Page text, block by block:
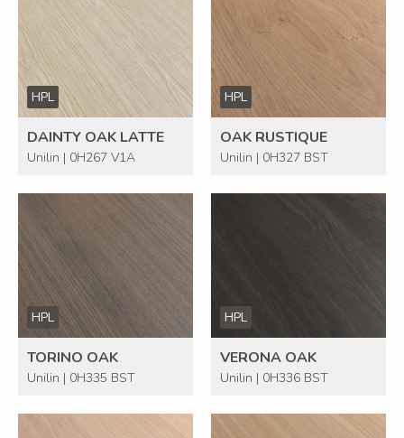
HPL
DAINTY OAK LATTE
Unilin | 0H267 V1A
HPL
OAK RUSTIQUE
Unilin | 0H327 BST
HPL
TORINO OAK
Unilin | 0H335 BST
HPL
VERONA OAK
Unilin | 0H336 BST